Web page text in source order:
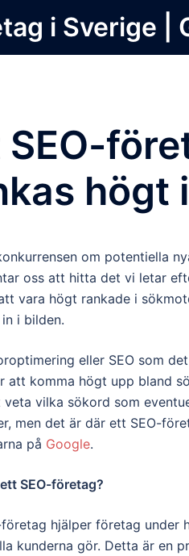
i Sverige |
SEO-
högt
om potentiella
oss att hitta det vi letar
vara högt rankade i
i bilden.
eller SEO som
att komma högt upp bland
vilka sökord som
men det är där ett SEO-
på Google.
SEO-företag?
företag hjälper företag under
kunderna gör. Detta är en